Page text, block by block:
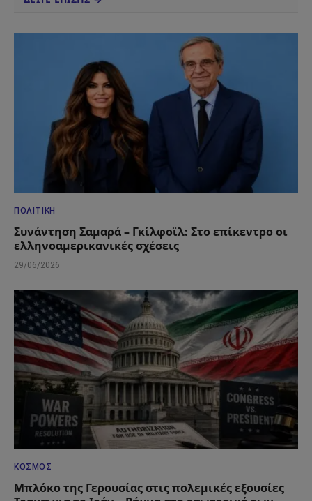
ΠΟΛΙΤΙΚΉ
Συνάντηση Σαμαρά – Γκίλφοϊλ: Στο επίκεντρο οι
ελληνοαμερικανικές σχέσεις
29/06/2026
ΚΌΣΜΟΣ
Μπλόκο της Γερουσίας στις πολεμικές εξουσίες